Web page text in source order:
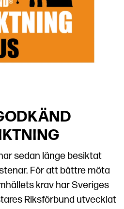
sedan länge besiktat
För att bättre möta
krav har Sveriges
Riksförbund utvecklat